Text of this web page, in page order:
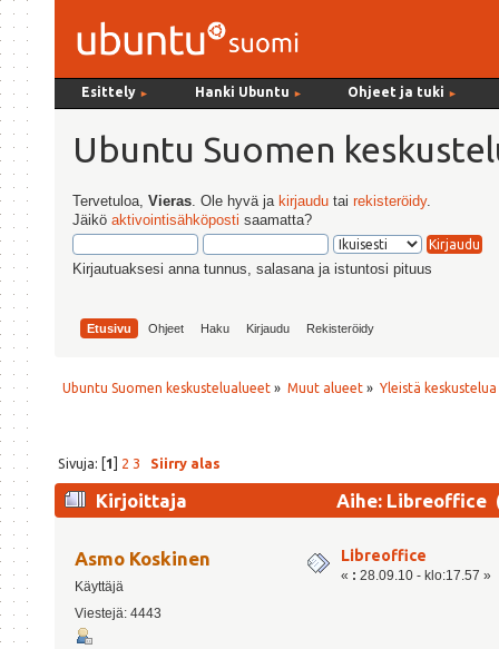
Esittely ► Hanki Ubuntu ► Ohjeet ja tuki ►
Ubuntu Suomen
Tervetuloa,Vieras . Ole hyvä ja kirjaudu tairekisteröidy.
Jäiköaktivointisähköposti saamatta?
Kirjautuaksesi anna tunnus, salasana ja istuntosi pituus
Etusivu Ohjeet Haku Kirjaudu Rekisteröidy
Ubuntu Suomen keskustelualueet » Muut alueet» Yleistä keskustelua
Sivuja: [1] 2 3 Siirry alas
Kirjoittaja Aihe: Libreoffice
Asmo Koskinen
Käyttäjä
Viestejä: 4443
Libreoffice
« : 28.09.10 - klo:17.57 »